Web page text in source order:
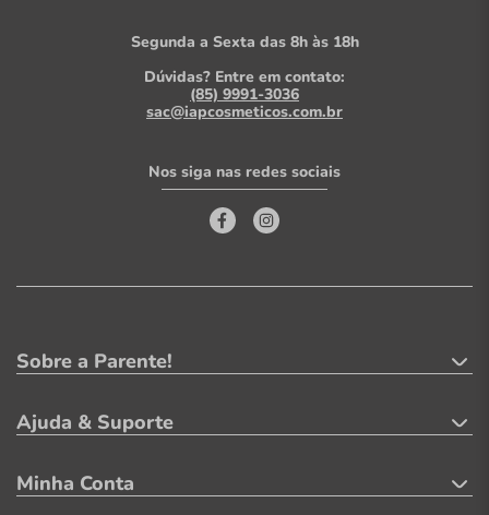
Segunda a Sexta das 8h às 18h
Dúvidas? Entre em contato:
(85) 9991-3036
sac@iapcosmeticos.com.br
Nos siga nas redes sociais
Sobre a Parente!
Ajuda & Suporte
Minha Conta